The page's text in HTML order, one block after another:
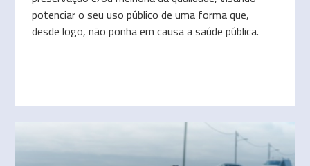
potenciar o seu uso público de uma forma que,
desde logo, não ponha em causa a saúde pública.